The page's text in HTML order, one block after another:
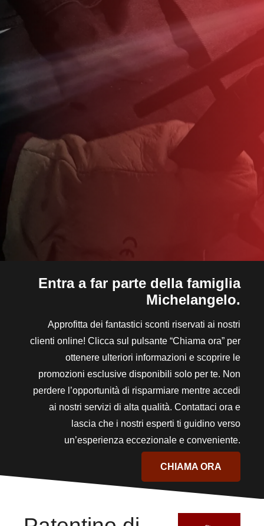
Entra a far parte della famiglia
Michelangelo.
Approfitta dei fantastici sconti riservati ai nostri
clienti online! Clicca sul pulsante “Chiama ora” per
ottenere ulteriori informazioni e scoprire le
promozioni esclusive disponibili solo per te. Non
perdere l’opportunità di risparmiare mentre accedi
ai nostri servizi di alta qualità. Contattaci ora e
lascia che i nostri esperti ti guidino verso
un’esperienza eccezionale e conveniente.
CHIAMA ORA